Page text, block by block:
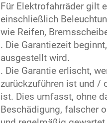
Für Elektrofahrräder gilt
einschließlich
wie Reifen,
. Die Garantiezeit
ausgestellt wird.
. Die Garantie erlischt,
zurückzuführen ist und /
ist. Dies umfasst, ohne
Beschädigung, falscher